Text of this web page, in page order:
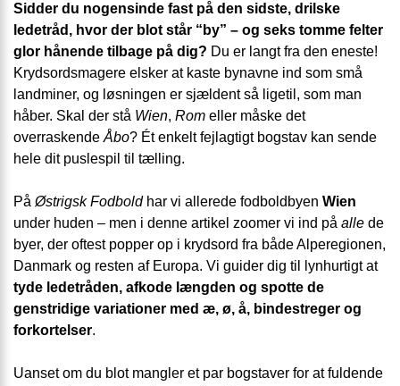
Sidder du nogensinde fast på den sidste, drilske
ledetråd, hvor der blot står “by” – og seks tomme felter
glor hånende tilbage på dig? Du er langt fra den eneste!
Krydsordsmagere elsker at kaste bynavne ind som små
landminer, og løsningen er sjældent så ligetil, som man
håber. Skal der stå Wien, Rom eller måske det
overraskende Åbo? Ét enkelt fejlagtigt bogstav kan sende
hele dit puslespil til tælling.
På Østrigsk Fodboldhar vi allerede fodboldbyen Wien
under huden – men i denne artikel zoomer vi ind på alle de
byer, der oftest popper op i krydsord fra både Alperegionen,
Danmark og resten af Europa. Vi guider dig til lynhurtigt at
tyde ledetråden, afkode længden og spotte de
genstridige variationer med æ, ø, å, bindestreger og
forkortelser.
Uanset om du blot mangler et par bogstaver for at fuldende